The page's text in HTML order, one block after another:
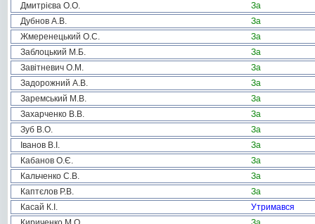
Дмитрієва О.О.
За
Дубнов А.В.
За
Жмеренецький О.С.
За
Заблоцький М.Б.
За
Завітневич О.М.
За
Задорожний А.В.
За
Заремський М.В.
За
Захарченко В.В.
За
Зуб В.О.
За
Іванов В.І.
За
Кабанов О.Є.
За
Кальченко С.В.
За
Каптєлов Р.В.
За
Касай К.І.
Утримався